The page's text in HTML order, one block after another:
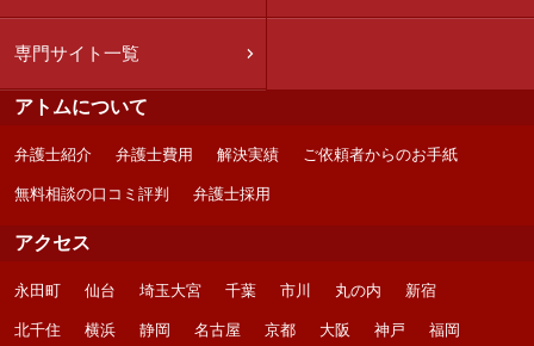
専門サイト一覧
アトムについて
弁護士紹介 弁護士費用 解決実績 ご依頼者からのお手紙
無料相談の口コミ評判 弁護士採用
アクセス
永田町 仙台 埼玉大宮 千葉 市川 丸の内 新宿
北千住 横浜 静岡 名古屋 京都 大阪 神戸 福岡